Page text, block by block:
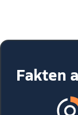
Fakten